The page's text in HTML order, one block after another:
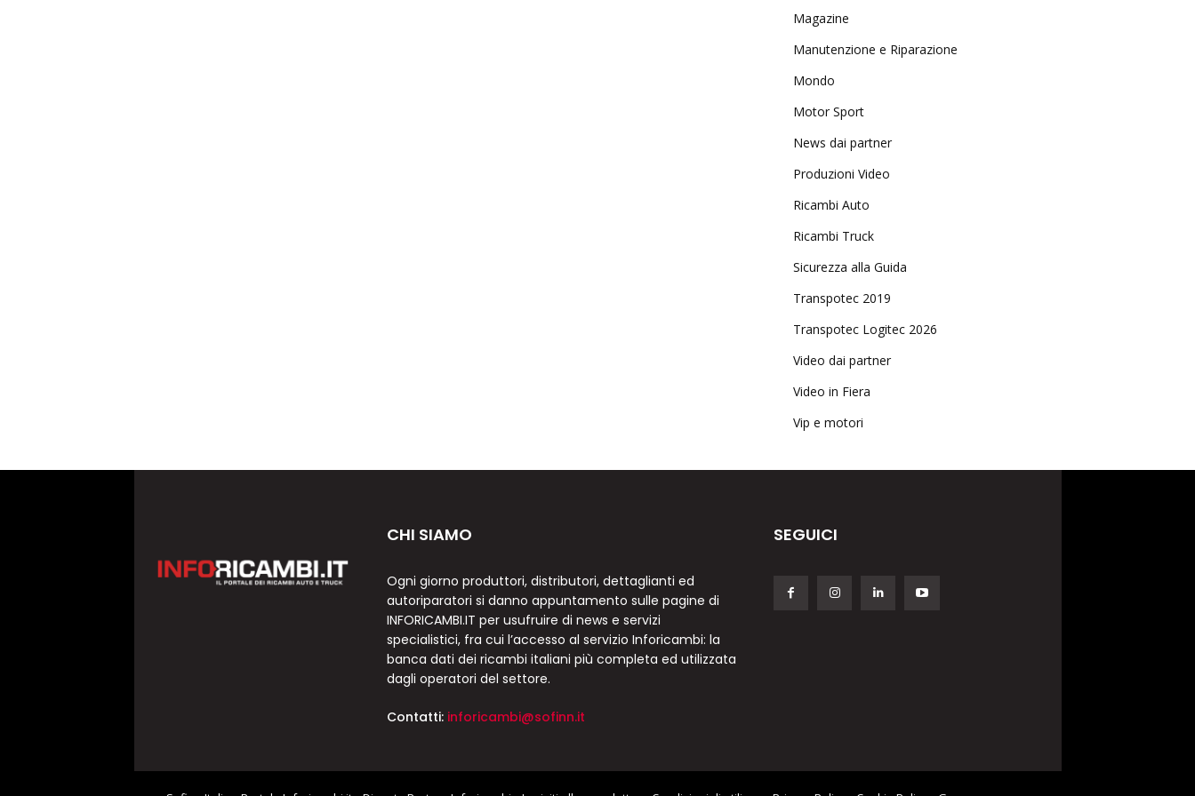
Magazine
Manutenzione e Riparazione
Mondo
Motor Sport
News dai partner
Produzioni Video
Ricambi Auto
Ricambi Truck
Sicurezza alla Guida
Transpotec 2019
Transpotec Logitec 2026
Video dai partner
Video in Fiera
Vip e motori
CHI SIAMO
Ogni giorno produttori, distributori, dettaglianti ed
autoriparatori si danno appuntamento sulle pagine di
INFORICAMBI.IT per usufruire di news e servizi
specialistici, fra cui l’accesso al servizio Inforicambi: la
banca dati dei ricambi italiani più completa ed utilizzata
dagli operatori del settore.
Contatti: inforicambi@sofinn.it
SEGUICI